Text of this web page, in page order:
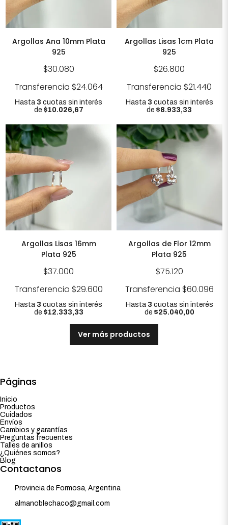
Argollas Ana 10mm Plata
925
$30.080
Transferencia $24.064
Hasta 3 cuotas sin interés
de $10.026,67
Argollas Lisas 1cm Plata
925
$26.800
Transferencia $21.440
Hasta 3 cuotas sin interés
de$8.933,33
Argollas Lisas 16mm
Plata 925
$37.000
Transferencia $29.600
Hasta 3 cuotas sin interés
de $12.333,33
Argollas de Flor 12mm
Plata 925
$75.120
Transferencia $60.096
Hasta 3 cuotas sin interés
de $25.040,00
Ver más productos
Páginas
Inicio
Productos
Cuidados
Envíos
Cambios y garantías
Preguntas frecuentes
Talles de anillos
¿Quiénes somos?
Blog
Contactanos
Provincia de Formosa, Argentina
almanoblechaco@gmail.com